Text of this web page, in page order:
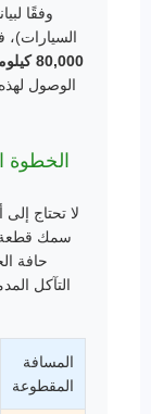
السيارات)،
80,000 كيلومتر
الوصول
لا تحتاج
سمك قطعة
حافة
المسافة
المقطوعة